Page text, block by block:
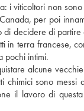
i viticoltori non
per poi
di decidere di partire
in terra francese,
pochi intimi.
alcune
chimici sono messi
il lavoro di